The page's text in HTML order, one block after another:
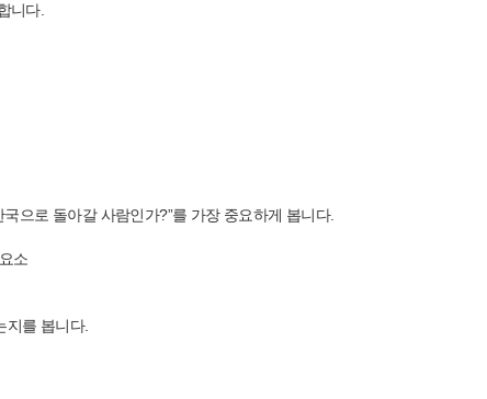
니다.
으로 돌아갈 사람인가?”를 가장 중요하게 봅니다.
소
지를 봅니다.